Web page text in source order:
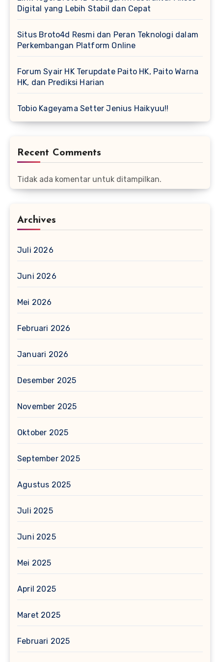
Digital yang Lebih Stabil dan Cepat
Situs Broto4d Resmi dan Peran Teknologi dalam
Perkembangan Platform Online
Forum Syair HK Terupdate Paito HK, Paito Warna
HK, dan Prediksi Harian
Tobio Kageyama Setter Jenius Haikyuu!!
Recent Comments
Tidak ada komentar untuk ditampilkan.
Archives
Juli 2026
Juni 2026
Mei 2026
Februari 2026
Januari 2026
Desember 2025
November 2025
Oktober 2025
September 2025
Agustus 2025
Juli 2025
Juni 2025
Mei 2025
April 2025
Maret 2025
Februari 2025